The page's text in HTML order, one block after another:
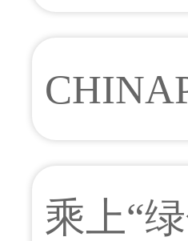
造医疗
亭，抢
乘上“